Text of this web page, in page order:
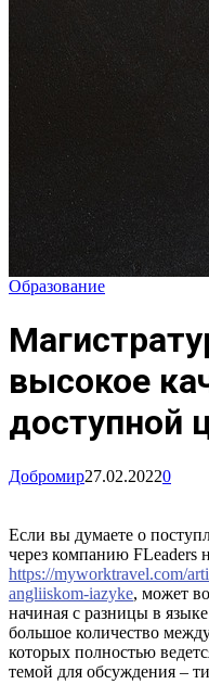
Образование
высокое
доступной
Добромир27.02.20220
Если вы думаете о
через компанию FLeaders
https://myworktravel.com/
angliiskom-iazyke, может
начиная с разницы в
большое количество
которых полностью
темой для обсуждения –